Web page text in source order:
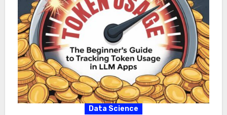
Data Science